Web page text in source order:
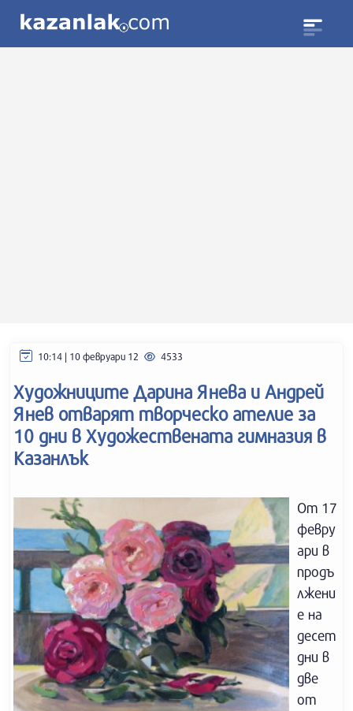
10:14 | 10 февруари 12 4533
Художниците Дарина Янева и Андрей
Янев отварят творческо ателие за
10 дни в Художествената гимназия в
Казанлък
От 17
февру
ари в
продъ
лжени
е на
десет
дни в
две
от